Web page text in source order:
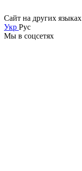
Сайт на других языках
Укр Рус
Мы в соцсетях